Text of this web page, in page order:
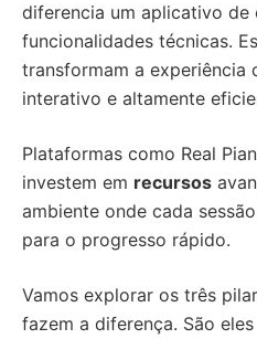
diferencia um aplicativo de
funcionalidades técnicas.
transformam a experiência
interativo e altamente
Plataformas como Real
investem em recursos
ambiente onde cada
para o progresso rápido.
Vamos explorar os três
fazem a diferença. São